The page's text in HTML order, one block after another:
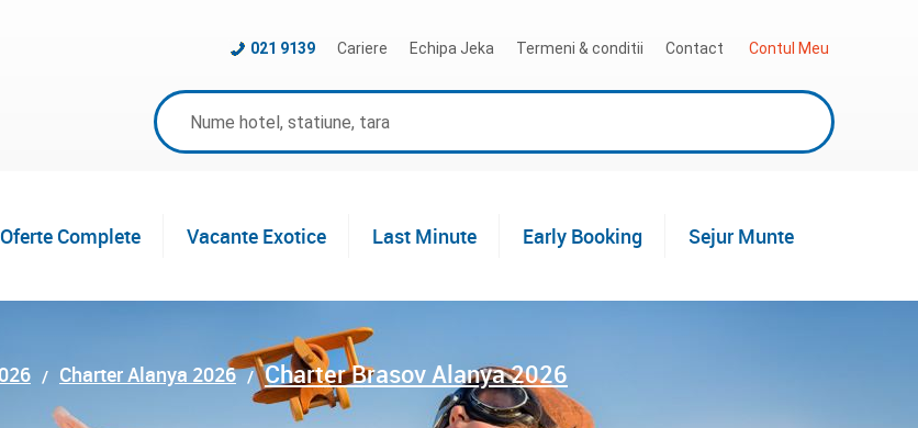
Cariere Echipa Jeka Termeni & conditii Contact Contul Meu
021 9139
Oferte Complete Vacante Exotice Last Minute Early Booking Sejur Munte
Charter Alanya 2026 Charter Brasov Alanya 2026